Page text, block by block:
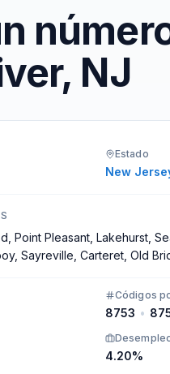
NJ
Estado
New
Point Pleasant, Lakehurst,
Sayreville, Carteret, Old
Códigos
8753 •
4.20%